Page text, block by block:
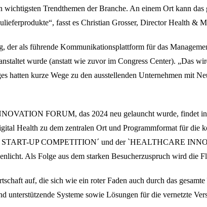
Trendthemen der Branche. An einem Ort kann
fasst es Christian Grosser, Director Health &
der als führende Kommunikationsplattform für das
wurde (anstatt wie zuvor im Congress Center). „Das
hatten kurze Wege zu den ausstellenden Unternehmen mit
FORUM, das 2024 neu gelauncht wurde, findet
zu dem zentralen Ort und Programmformat für die
UP COMPETITION´ und der `HEALTHCARE
Als Folge aus dem starken Besucherzuspruch wird die
auf, die sich wie ein roter Faden auch durch das
Systeme sowie Lösungen für die vernetzte